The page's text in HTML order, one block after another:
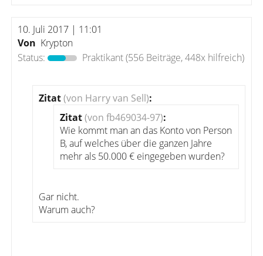
10. Juli 2017 | 11:01
Von Krypton
Status:
Praktikant(556 Beiträge, 448x hilfreich)
Zitat(von Harry van Sell):
Zitat(von fb469034-97):
Wie kommt man an das Konto von Person
B, auf welches über die ganzen Jahre
mehr als 50.000 € eingegeben wurden?
Gar nicht.
Warum auch?